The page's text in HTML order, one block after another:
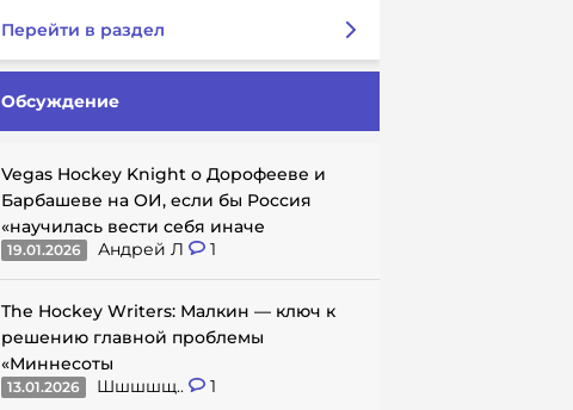
Перейти в раздел
Обсуждение
Vegas Hockey Knight о Дорофееве и
Барбашеве на ОИ, если бы Россия
«научилась вести себя иначе
19.01.2026 Андрей Л 1
The Hockey Writers: Малкин — ключ к
решению главной проблемы
«Миннесоты
13.01.2026 Шшшшщ.. 1